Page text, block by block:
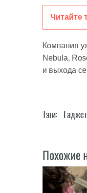
Читайте
Компания
Nebula,
и выхода
Тэги:
Похожие